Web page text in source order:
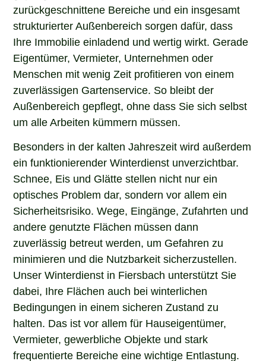
zurückgeschnittene Bereiche und ein insgesamt
strukturierter Außenbereich sorgen dafür, dass
Ihre Immobilie einladend und wertig wirkt. Gerade
Eigentümer, Vermieter, Unternehmen oder
Menschen mit wenig Zeit profitieren von einem
zuverlässigen Gartenservice. So bleibt der
Außenbereich gepflegt, ohne dass Sie sich selbst
um alle Arbeiten kümmern müssen.
Besonders in der kalten Jahreszeit wird außerdem
ein funktionierender Winterdienst unverzichtbar.
Schnee, Eis und Glätte stellen nicht nur ein
optisches Problem dar, sondern vor allem ein
Sicherheitsrisiko. Wege, Eingänge, Zufahrten und
andere genutzte Flächen müssen dann
zuverlässig betreut werden, um Gefahren zu
minimieren und die Nutzbarkeit sicherzustellen.
Unser Winterdienst in Fiersbach unterstützt Sie
dabei, Ihre Flächen auch bei winterlichen
Bedingungen in einem sicheren Zustand zu
halten. Das ist vor allem für Hauseigentümer,
Vermieter, gewerbliche Objekte und stark
frequentierte Bereiche eine wichtige Entlastung.